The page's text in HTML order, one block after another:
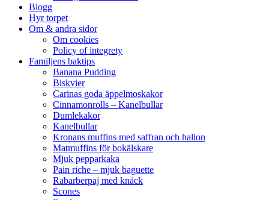
Blogg
Hyr torpet
Om & andra sidor
Om cookies
Policy of integrety
Familjens baktips
Banana Pudding
Biskvier
Carinas goda äppelmoskakor
Cinnamonrolls – Kanelbullar
Dumlekakor
Kanelbullar
Kronans muffins med saffran och hallon
Matmuffins för bokälskare
Mjuk pepparkaka
Pain riche – mjuk baguette
Rabarberpaj med knäck
Scones